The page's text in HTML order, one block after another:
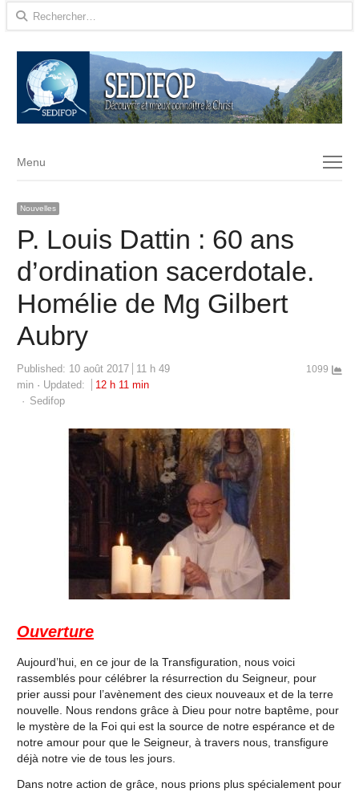
Rechercher :
Menu
Menu
Nouvelles
P. Louis Dattin : 60 ans
d’ordination sacerdotale.
Homélie de Mg Gilbert
Aubry
Published: 10 août 2017
11 h 49
min
Updated:
12 h 11 min
Author
Sedifop
1099
Ouverture
Aujourd’hui, en ce jour de la Transfiguration, nous voici
rassemblés pour célébrer la résurrection du Seigneur, pour
prier aussi pour l’avènement des cieux nouveaux et de la terre
nouvelle. Nous rendons grâce à Dieu pour notre baptême, pour
le mystère de la Foi qui est la source de notre espérance et de
notre amour pour que le Seigneur, à travers nous, transfigure
déjà notre vie de tous les jours.
Dans notre action de grâce, nous prions plus spécialement pour